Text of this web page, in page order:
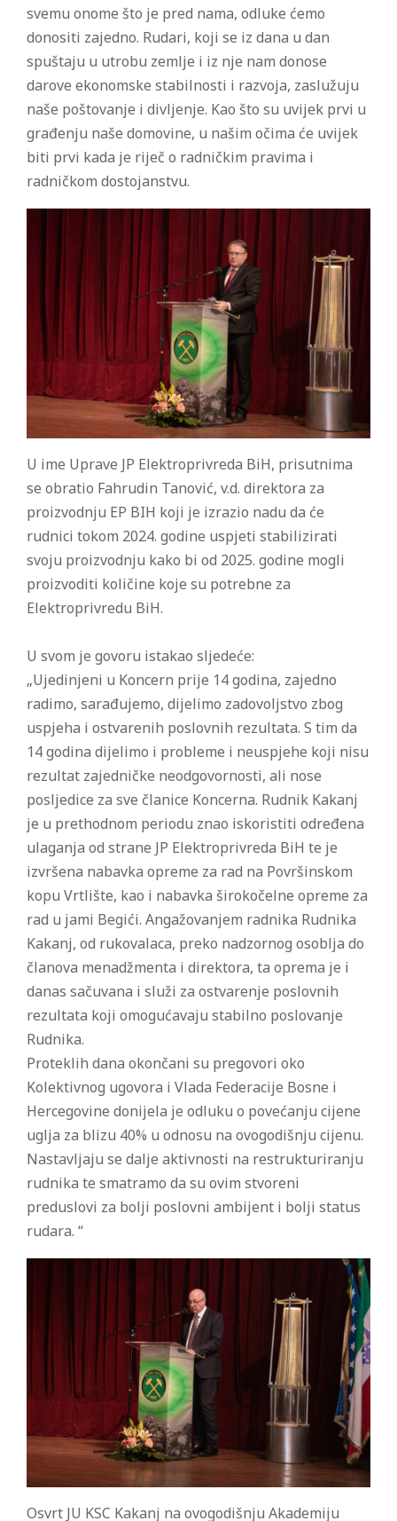
svemu onome što je pred nama, odluke ćemo
donositi zajedno. Rudari, koji se iz dana u dan
spuštaju u utrobu zemlje i iz nje nam donose
darove ekonomske stabilnosti i razvoja, zaslužuju
naše poštovanje i divljenje. Kao što su uvijek prvi u
građenju naše domovine, u našim očima će uvijek
biti prvi kada je riječ o radničkim pravima i
radničkom dostojanstvu.
U ime Uprave JP Elektroprivreda BiH, prisutnima
se obratio Fahrudin Tanović, v.d. direktora za
proizvodnju EP BIH koji je izrazio nadu da će
rudnici tokom 2024. godine uspjeti stabilizirati
svoju proizvodnju kako bi od 2025. godine mogli
proizvoditi količine koje su potrebne za
Elektroprivredu BiH.
U svom je govoru istakao sljedeće:
„Ujedinjeni u Koncern prije 14 godina, zajedno
radimo, sarađujemo, dijelimo zadovoljstvo zbog
uspjeha i ostvarenih poslovnih rezultata. S tim da
14 godina dijelimo i probleme i neuspjehe koji nisu
rezultat zajedničke neodgovornosti, ali nose
posljedice za sve članice Koncerna. Rudnik Kakanj
je u prethodnom periodu znao iskoristiti određena
ulaganja od strane JP Elektroprivreda BiH te je
izvršena nabavka opreme za rad na Površinskom
kopu Vrtlište, kao i nabavka širokočelne opreme za
rad u jami Begići. Angažovanjem radnika Rudnika
Kakanj, od rukovalaca, preko nadzornog osoblja do
članova menadžmenta i direktora, ta oprema je i
danas sačuvana i služi za ostvarenje poslovnih
rezultata koji omogućavaju stabilno poslovanje
Rudnika.
Proteklih dana okončani su pregovori oko
Kolektivnog ugovora i Vlada Federacije Bosne i
Hercegovine donijela je odluku o povećanju cijene
uglja za blizu 40% u odnosu na ovogodišnju cijenu.
Nastavljaju se dalje aktivnosti na restrukturiranju
rudnika te smatramo da su ovim stvoreni
preduslovi za bolji poslovni ambijent i bolji status
rudara. “
Osvrt JU KSC Kakanj na ovogodišnju Akademiju